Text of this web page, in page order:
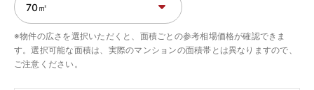
※物件の広さを選択いただくと、面積ごとの参考相場価格が確認できま
す。選択可能な面積は、実際のマンションの面積帯とは異なりますので、
ご注意ください。